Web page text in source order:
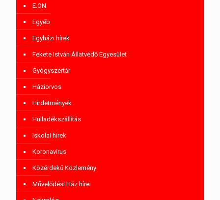
E.ON
Egyéb
Egyházi hírek
Fekete István Állatvédő Egyesület
Gyógyszertár
Háziorvos
Hirdetmények
Hulladékszállítás
Iskolai hírek
Koronavírus
Közérdekű Közlemény
Művelődési Ház hírei